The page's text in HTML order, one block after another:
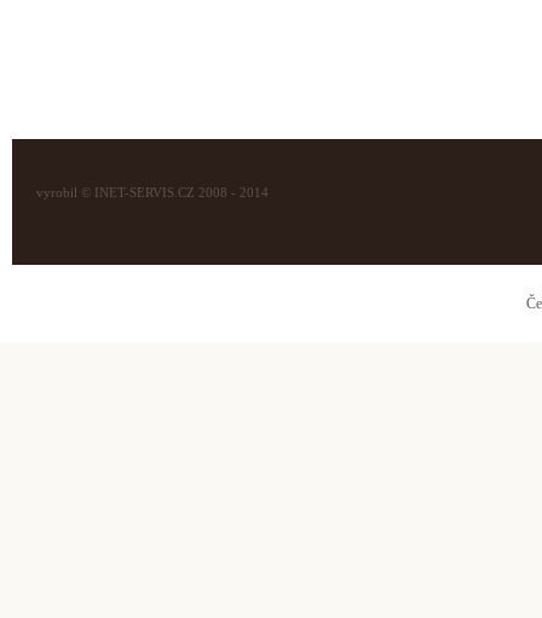
vyrobil © INET-SERVIS.CZ 2008 - 2014